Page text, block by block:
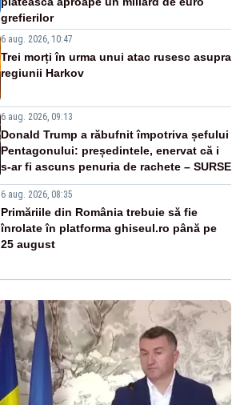
grefierilor
6 aug. 2026, 10:47
Trei morți în urma unui atac rusesc asupra
regiunii Harkov
6 aug. 2026, 09:13
Donald Trump a răbufnit împotriva șefului
Pentagonului: președintele, enervat că i
s-ar fi ascuns penuria de rachete – SURSE
6 aug. 2026, 08:35
Primăriile din România trebuie să fie
înrolate în platforma ghiseul.ro până pe
25 august